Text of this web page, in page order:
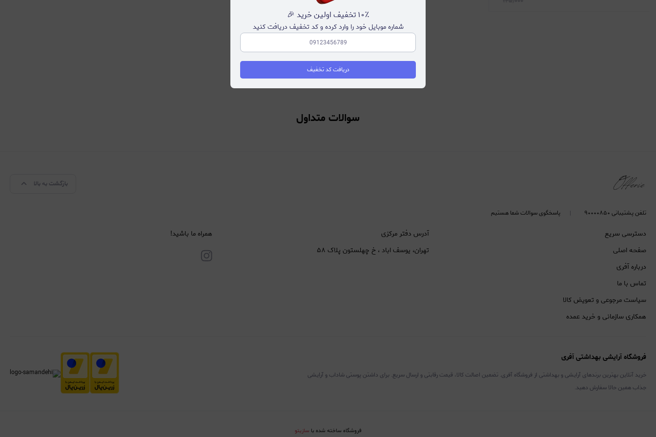
بانکه
سوالات متداول
بازگشت به بالا
تلفن پشتیبانی ۹۰۰۰۰۸۵۰ پاسخگوی سوالات شما هستیم
دسترسی سریع
صفحه اصلی
درباره آفری
تماس با ما
سیاست مرجوعی و تعویض کالا
همکاری سازمانی و خرید عمده
آدرس دفتر مرکزی
تهران، یوسف اباد ، خ چهلستون پلاک ۵۸
همراه ما باشید!
فروشگاه آرایشی بهداشتی آفری
خرید آنلاین بهترین برندهای آرایشی و بهداشتی از فروشگاه آفری. تضمین اصالت کالا، قیمت رقابتی و ارسال سریع. برای داشتن پوستی شاداب و آرایشی
جذاب همین حالا سفارش دهید.
فروشگاه ساخته شده با سازیتو
۱۰٪ تخفیف اولین خرید 🎉
شماره موبایل خود را وارد کرده و کد تخفیف دریافت کنید
دریافت کد تخفیف